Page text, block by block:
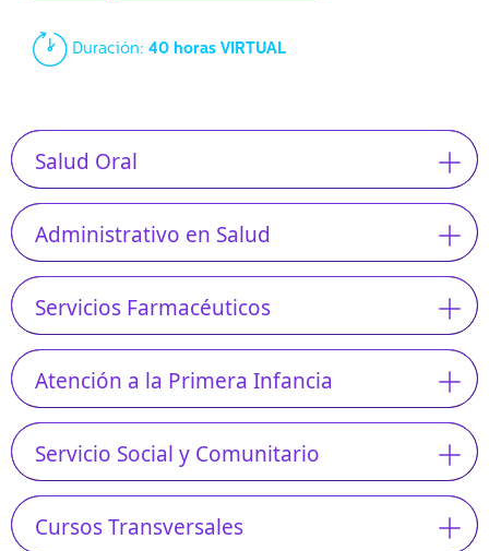
Duración: 40 horas VIRTUAL
Salud Oral
Administrativo en Salud
Servicios Farmacéuticos
Atención a la Primera Infancia
Servicio Social y Comunitario
Cursos Transversales